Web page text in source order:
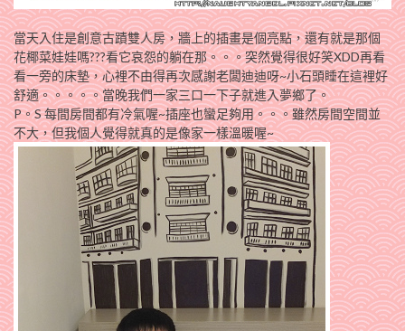
當天入住是創意古蹟雙人房，牆上的插畫是個亮點，還有就是那個
花椰菜娃娃嗎???看它哀怨的躺在那。。。突然覺得很好笑XDD再看
看一旁的床墊，心裡不由得再次感謝老闆迪迪呀~小石頭睡在這裡好
舒適。。。。。當晚我們一家三口一下子就進入夢鄉了。
P。S 每間房間都有冷氣喔~插座也蠻足夠用。。。雖然房間空間並
不大，但我個人覺得就真的是像家一樣溫暖喔~